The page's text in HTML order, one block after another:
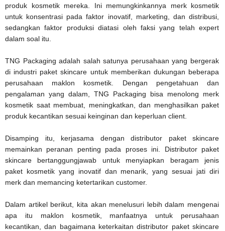
produk kosmetik mereka. Ini memungkinkannya merk kosmetik
untuk konsentrasi pada faktor inovatif, marketing, dan distribusi,
sedangkan faktor produksi diatasi oleh faksi yang telah expert
dalam soal itu.
TNG Packaging adalah salah satunya perusahaan yang bergerak
di industri paket skincare untuk memberikan dukungan beberapa
perusahaan maklon kosmetik. Dengan pengetahuan dan
pengalaman yang dalam, TNG Packaging bisa menolong merk
kosmetik saat membuat, meningkatkan, dan menghasilkan paket
produk kecantikan sesuai keinginan dan keperluan client.
Disamping itu, kerjasama dengan distributor paket skincare
memainkan peranan penting pada proses ini. Distributor paket
skincare bertanggungjawab untuk menyiapkan beragam jenis
paket kosmetik yang inovatif dan menarik, yang sesuai jati diri
merk dan memancing ketertarikan customer.
Dalam artikel berikut, kita akan menelusuri lebih dalam mengenai
apa itu maklon kosmetik, manfaatnya untuk perusahaan
kecantikan, dan bagaimana keterkaitan distributor paket skincare